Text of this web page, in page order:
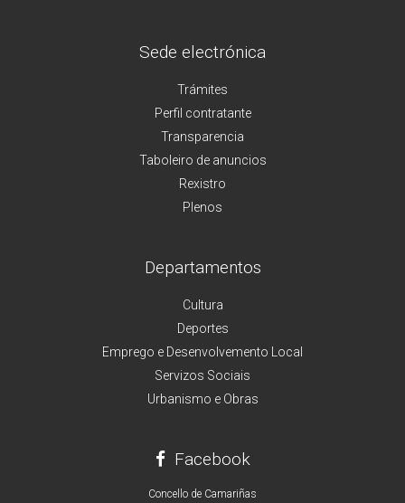
Sede electrónica
Trámites
Perfil contratante
Transparencia
Taboleiro de anuncios
Rexistro
Plenos
Departamentos
Cultura
Deportes
Emprego e Desenvolvemento Local
Servizos Sociais
Urbanismo e Obras
Facebook
Concello de Camariñas